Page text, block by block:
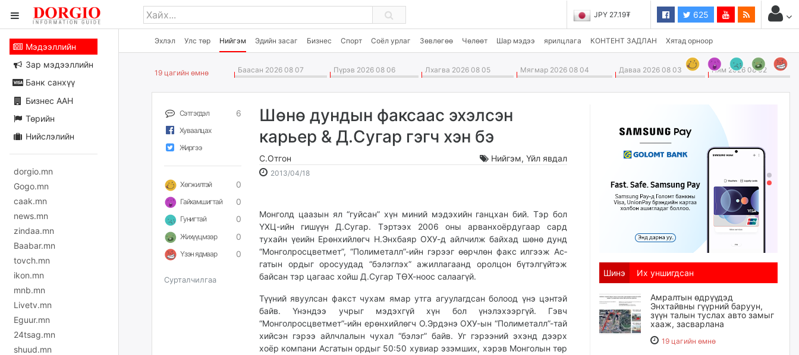
JPY 27.19₮ 625
Эхлэл Улс төр Нийгэм Эдийн засаг Бизнес Спорт Соёл урлаг Зөвлөгөө Чөлөөт Шар мэдээ ярилцлага КОНТЕНТ ЗАДЛАН Хятад орноор
Мэдээллийн
Зар мэдээллийн
Банк санхүү
Бизнес ААН
Төрийн
Нийслэлийн
dorgio.mn
Gogo.mn
caak.mn
news.mn
zindaa.mn
Baabar.mn
tovch.mn
ikon.mn
mnb.mn
Livetv.mn
Eguur.mn
24tsag.mn
shuud.mn
19 цагийн өмнө Баасан 2026 08 07 Пүрэв 2026 08 06 Лхагва 2026 08 05 Мягмар 2026 08 04 Даваа 2026 08 03 Ням 2026 08 02
Сэтгэгдэл 6
Хуваалцах
Жиргээ
Хөгжилтэй 0
Гайхамшигтай 0
Гунигтай 0
Жихүүцмээр 0
Үзэн ядмаар 0
Сурталчилгаа
Шөнө дундын факсаас эхэлсэн
карьер & Д.Сугар гэгч хэн бэ
С.Отгон Нийгэм,Үйл явдал
2013/04/182013-
14:30:13
2026-
10:59:22
Монголд цаазын ял “гуйсан” хүн миний мэдэхийн ганцхан бий. Тэр бол
ҮХЦ-ийн гишүүн Д.Сугар. Тэртээх 2006 оны арванхоёрдугаар сард
тухайн үеийн Ерөн­хийлөгч Н.Энхбаяр ОХУ-д айлчилж байхад шөнө дунд
“Монголросцветмет”, “Полиметалл”-ийн гэрээг өөрчлөн факс илгээж Ас­
гатын ордыг оросуудад “бэлэглэх” ажиллагаанд оролцон бүтэлгүйтэж
байсан тэр цагаас хойш Д.Сугар ТӨХ-ноос салаагүй.
Түүний явуулсан факст чухам ямар утга агуулагдсан болоод үнэ цэнтэй
байв. Үнэндээ учрыг мэдэхгүй хүн бол үнэлэхээргүй. Гэвч
“Монголросцветмет”-ийн ерөнхийлөгч О.Эрдэнэ ОХУ-ын “Полиметалл”-тай
хийсэн гэрээ айлчлалын чухал “бэлэг” байв. Уг гэрээний эхэнд дээрх
хоёр компани Асгатын ордыг 50:50 хувиар эзэмших, хэрэв Монголын төр
Шинэ Их уншигдсан
Амралтын өдрүүдэд
Энхтайвны гүүрний баруун,
зүүн талын туслах авто замыг
хааж, засварлана
19 цагийн өмнө